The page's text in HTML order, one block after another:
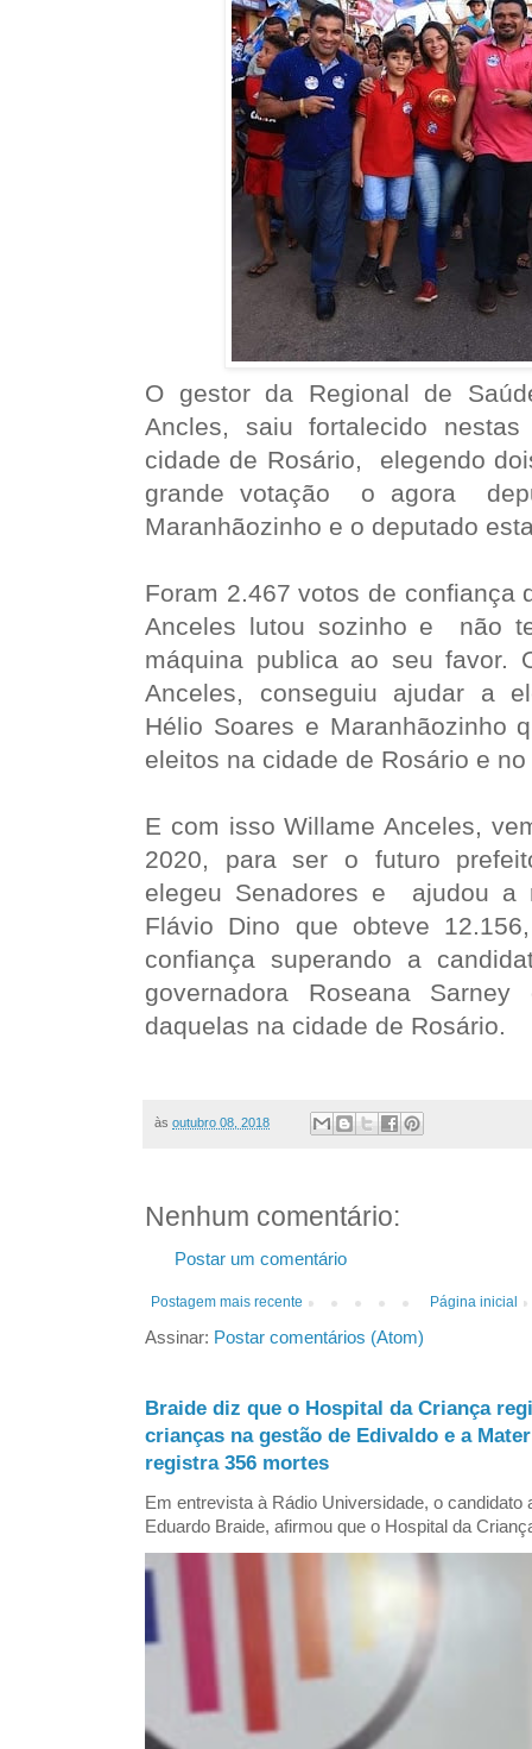
O gestor da Regional de
Ancles, saiu fortalecido
cidade de Rosário, elegendo
grande votação o agora
Maranhãozinho e o deputado
Foram 2.467 votos de
Anceles lutou sozinho e não
máquina publica ao seu favor.
Anceles, conseguiu ajudar a
Hélio Soares e Maranhãozinho
eleitos na cidade de Rosário e
E com isso Willame Anceles,
2020, para ser o futuro
elegeu Senadores e ajudou a
Flávio Dino que obteve
confiança superando a
governadora Roseana
daquelas na cidade de Rosário.
às outubro 08, 2018
Nenhum comentário:
Postar um comentário
Postagem mais recente Página inicial
Assinar: Postar comentários (Atom)
Braide diz que o Hospital da Criança
crianças na gestão de Edivaldo e a
registra 356 mortes
Em entrevista à Rádio Universidade, o candidato
Eduardo Braide, afirmou que o Hospital da